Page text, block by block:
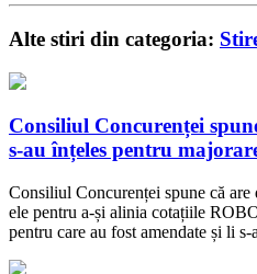
Alte stiri din categoria:
Consiliul Concurenței
s-au înțeles pentru
Consiliul Concurenței spune că
ele pentru a-și alinia cotațiile
pentru care au fost amendate și li s-